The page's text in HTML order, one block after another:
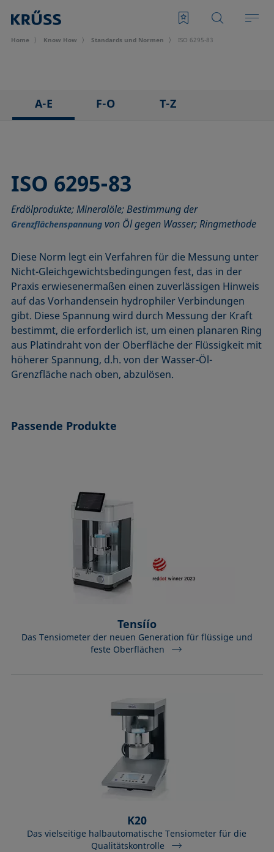
Home Know How Standards und Normen ISO 6295-83
A-E
ASTM D1331-14
ASTM D1417-16
ASTM D1590-60
ASTM D5946-17
ASTM D7334-08
ASTM D7490-13
ASTM D8597-24
DIN EN14210-03
DIN EN14370-04
DIN 53914-97
F-O
ISO 304-85
ISO 1409-06
ISO 4311-79
ISO 6889-86
ISO 15989
ISO 16672:2020
ISO 19403-1:2022 bis ISO 19403-7:2024
Method 306B
OECD 115-95
T-Z
ISO 6295-83
Erdölprodukte; Mineralöle; Bestimmung der
Grenzflächenspannung von Öl gegen Wasser; Ringmethode
Diese Norm legt ein Verfahren für die Messung unter
Nicht-Gleichgewichtsbedingungen fest, das in der
Praxis erwiesenermaßen einen zuverlässigen Hinweis
auf das Vorhandensein hydrophiler Verbindungen
gibt. Diese Spannung wird durch Messung der Kraft
bestimmt, die erforderlich ist, um einen planaren Ring
aus Platindraht von der Oberfläche der Flüssigkeit mit
höherer Spannung, d.h. von der Wasser-Öl-
Grenzfläche nach oben, abzulösen.
Passende Produkte
Tensíío
Das Tensiometer der neuen Generation für flüssige und
feste Oberflächen
K20
Das vielseitige halbautomatische Tensiometer für die
Qualitätskontrolle